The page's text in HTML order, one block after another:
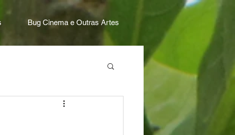
Bug Cinema e Outras Artes